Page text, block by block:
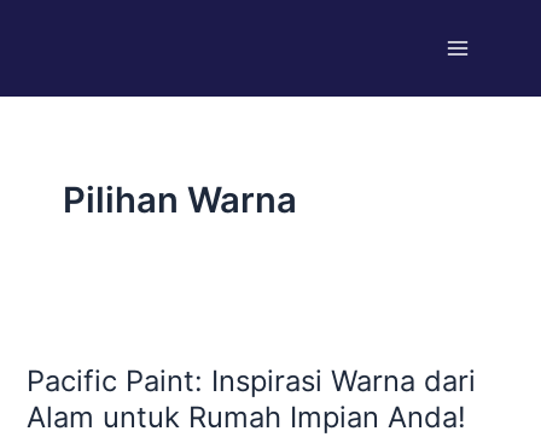
Pilihan Warna
Pacific Paint: Inspirasi Warna dari
Alam untuk Rumah Impian Anda!
Inspirasi
Warna